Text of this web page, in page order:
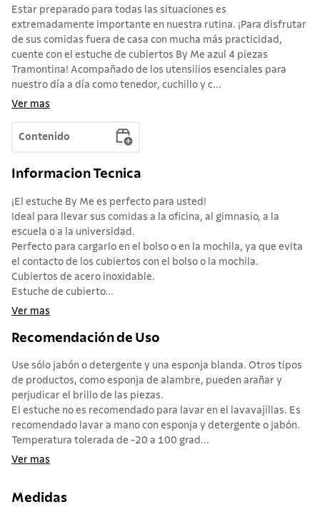
Estar preparado para todas las situaciones es
extremadamente importante en nuestra rutina. ¡Para disfrutar
de sus comidas fuera de casa con mucha más practicidad,
cuente con el estuche de cubiertos By Me azul 4 piezas
Tramontina! Acompañado de los utensilios esenciales para
nuestro día a día como tenedor, cuchillo y c...
Ver mas
Contenido
Informacion Tecnica
¡El estuche By Me es perfecto para usted!
Ideal para llevar sus comidas a la oficina, al gimnasio, a la
escuela o a la universidad.
Perfecto para cargarlo en el bolso o en la mochila, ya que evita
el contacto de los cubiertos con el bolso o la mochila.
Cubiertos de acero inoxidable.
Estuche de cubierto...
Ver mas
Recomendación de Uso
Use sólo jabón o detergente y una esponja blanda. Otros tipos
de productos, como esponja de alambre, pueden arañar y
perjudicar el brillo de las piezas.
El estuche no es recomendado para lavar en el lavavajillas. Es
recomendado lavar a mano con esponja y detergente o jabón.
Temperatura tolerada de -20 a 100 grad...
Ver mas
Medidas